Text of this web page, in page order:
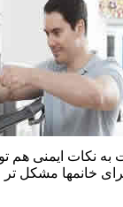
نکات ایمنی
مشکل تر